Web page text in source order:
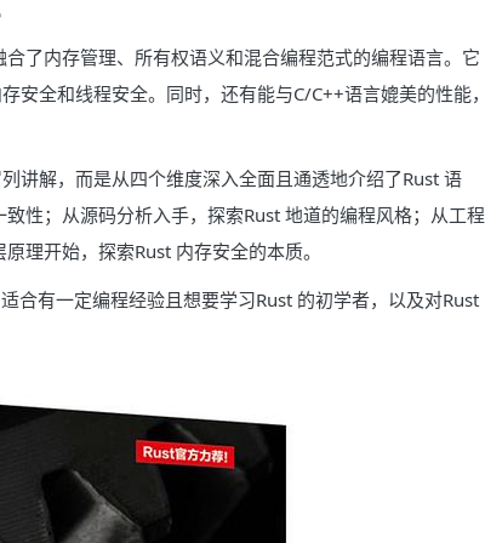
了内存管理、所有权语义和混合编程范式的编程语言。它
安全和线程安全。同时，还有能与C/C++语言媲美的性能，
讲解，而是从四个维度深入全面且通透地介绍了Rust 语
性；从源码分析入手，探索Rust 地道的编程风格；从工程
理开始，探索Rust 内存安全的本质。
合有一定编程经验且想要学习Rust 的初学者，以及对Rust